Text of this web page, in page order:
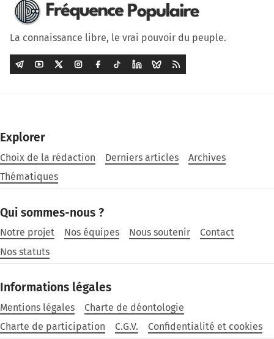
La connaissance libre, le vrai pouvoir du peuple.
Explorer
Choix de la rédaction Derniers articles
Archives
Thématiques
Qui sommes-nous ?
Notre projet Nos équipes Nous soutenir
Contact
Nos statuts
Informations légales
Mentions légales
Charte de déontologie
Charte de participation
C.G.V. Confidentialité et cookies